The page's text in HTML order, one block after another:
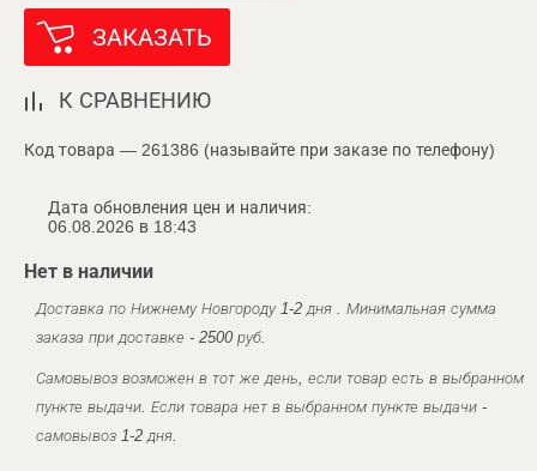
ЗАКАЗАТЬ
К СРАВНЕНИЮ
Код товара — 261386 (называйте при заказе по телефону)
Дата обновления цен и наличия:
06.08.2026 в 18:43
Нет в наличии
Доставка по Нижнему Новгороду 1-2 дня . Минимальная сумма
заказа при доставке - 2500 руб.
Самовывоз возможен в тот же день, если товар есть в выбранном
пункте выдачи. Если товара нет в выбранном пункте выдачи -
самовывоз 1-2 дня.